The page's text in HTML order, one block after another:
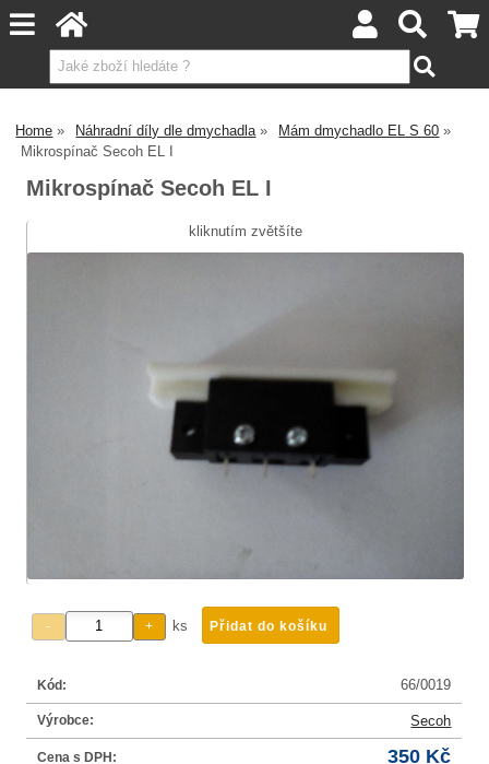
Home Náhradní díly dle dmychadla
Mám dmychadlo EL S 60
Mikrospínač Secoh EL I
Mikrospínač Secoh EL I
kliknutím zvětšíte
ks
Kód: 66/0019
Výrobce: Secoh
Cena s DPH: 350 Kč